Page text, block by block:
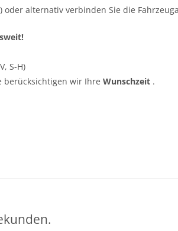
oder alternativ verbinden Sie die
S-H)
berücksichtigen wir IhreWunschzeit .